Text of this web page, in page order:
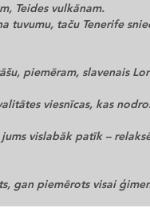
Teides vulkānam.
tuvumu, taču Tenerife
piemēram, slavenais
viesnīcas, kas
vislabāk patīk –
gan piemērots visai